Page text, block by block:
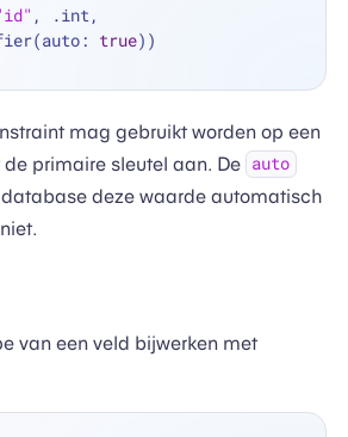
, .int,
true))
mag gebruikt worden op een
primaire sleutel aan. De auto
deze waarde automatisch
van een veld bijwerken met